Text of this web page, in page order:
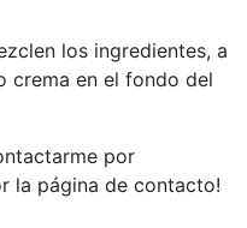
los ingredientes, a
crema en el fondo del
por
la página de contacto!